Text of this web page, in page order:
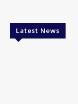
Latest News